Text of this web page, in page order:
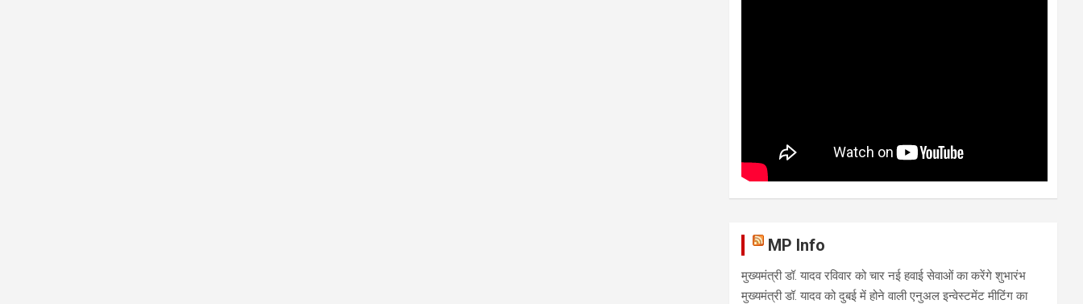
MP Info
मुख्यमंत्री डॉ. यादव रविवार को चार नई हवाई सेवाओं का करेंगे शुभारंभ
मुख्यमंत्री डॉ. यादव को दुबई में होने वाली एनुअल इन्वेस्टमेंट मीटिंग का